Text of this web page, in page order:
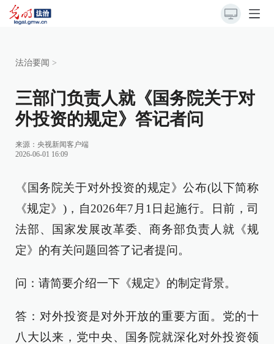
法治要闻 >
三部门负责人就《国务院关于对
外投资的规定》答记者问
来源： 央视新闻客户端
2026-06-01 16:09
《国务院关于对外投资的规定》公布(以下简称
《规定》)，自2026年7月1日起施行。日前，司
法部、国家发展改革委、商务部负责人就《规
定》的有关问题回答了记者提问。
问：请简要介绍一下《规定》的制定背景。
答：对外投资是对外开放的重要方面。党的十
八大以来，党中央、国务院就深化对外投资领